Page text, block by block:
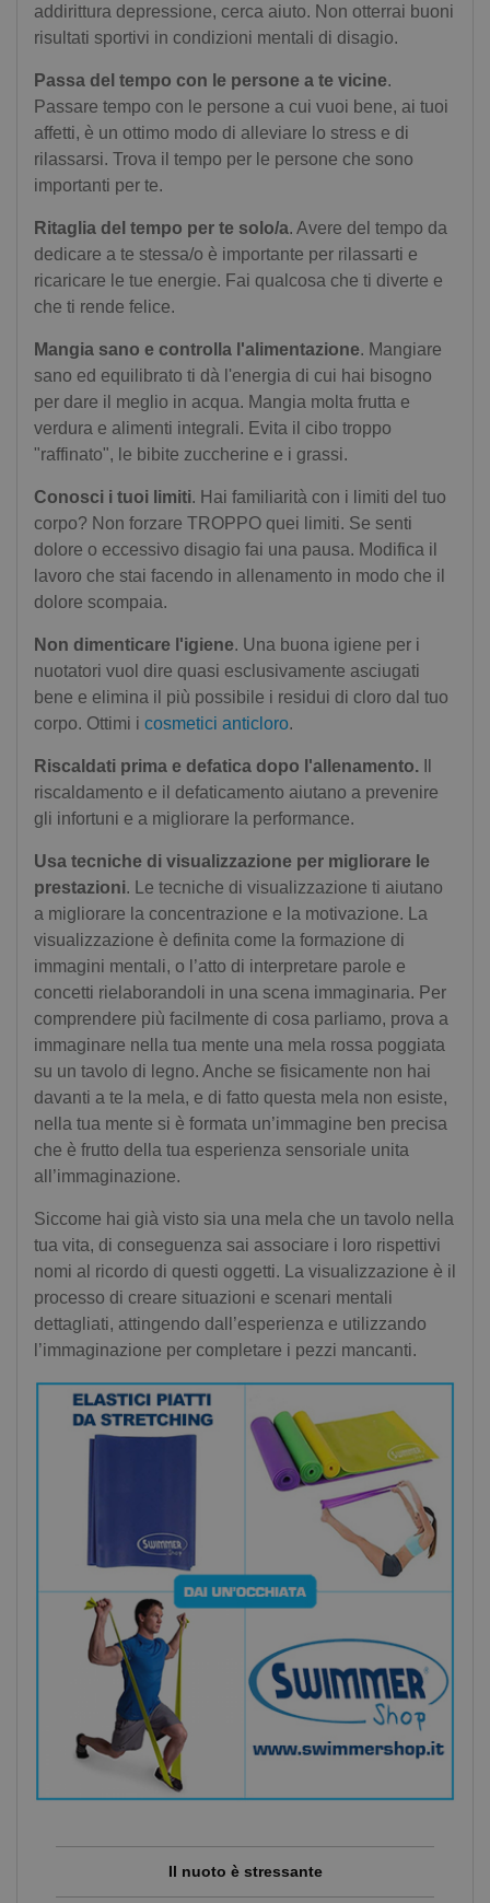
addirittura depressione, cerca aiuto. Non otterrai buoni
risultati sportivi in condizioni mentali di disagio.
Passa del tempo con le persone a te vicine.
Passare tempo con le persone a cui vuoi bene, ai tuoi
affetti, è un ottimo modo di alleviare lo stress e di
rilassarsi. Trova il tempo per le persone che sono
importanti per te.
Ritaglia del tempo per te solo/a. Avere del tempo da
dedicare a te stessa/o è importante per rilassarti e
ricaricare le tue energie. Fai qualcosa che ti diverte e
che ti rende felice.
Mangia sano e controlla l'alimentazione. Mangiare
sano ed equilibrato ti dà l'energia di cui hai bisogno
per dare il meglio in acqua. Mangia molta frutta e
verdura e alimenti integrali. Evita il cibo troppo
"raffinato", le bibite zuccherine e i grassi.
Conosci i tuoi limiti. Hai familiarità con i limiti del tuo
corpo? Non forzare TROPPO quei limiti. Se senti
dolore o eccessivo disagio fai una pausa. Modifica il
lavoro che stai facendo in allenamento in modo che il
dolore scompaia.
Non dimenticare l'igiene. Una buona igiene per i
nuotatori vuol dire quasi esclusivamente asciugati
bene e elimina il più possibile i residui di cloro dal tuo
corpo. Ottimi i cosmetici anticloro.
Riscaldati prima e defatica dopo l'allenamento.
riscaldamento e il defaticamento aiutano a prevenire
gli infortuni e a migliorare la performance.
Usa tecniche di visualizzazione per migliorare le
prestazioni. Le tecniche di visualizzazione ti aiutano
a migliorare la concentrazione e la motivazione. La
visualizzazione è definita come la formazione di
immagini mentali, o l’atto di interpretare parole e
concetti rielaborandoli in una scena immaginaria. Per
comprendere più facilmente di cosa parliamo, prova a
immaginare nella tua mente una mela rossa poggiata
su un tavolo di legno. Anche se fisicamente non hai
davanti a te la mela, e di fatto questa mela non esiste,
nella tua mente si è formata un’immagine ben precisa
che è frutto della tua esperienza sensoriale unita
all’immaginazione.
Siccome hai già visto sia una mela che un tavolo nella
tua vita, di conseguenza sai associare i loro rispettivi
nomi al ricordo di questi oggetti. La visualizzazione è il
processo di creare situazioni e scenari mentali
dettagliati, attingendo dall’esperienza e utilizzando
l’immaginazione per completare i pezzi mancanti.
Il nuoto è stressante